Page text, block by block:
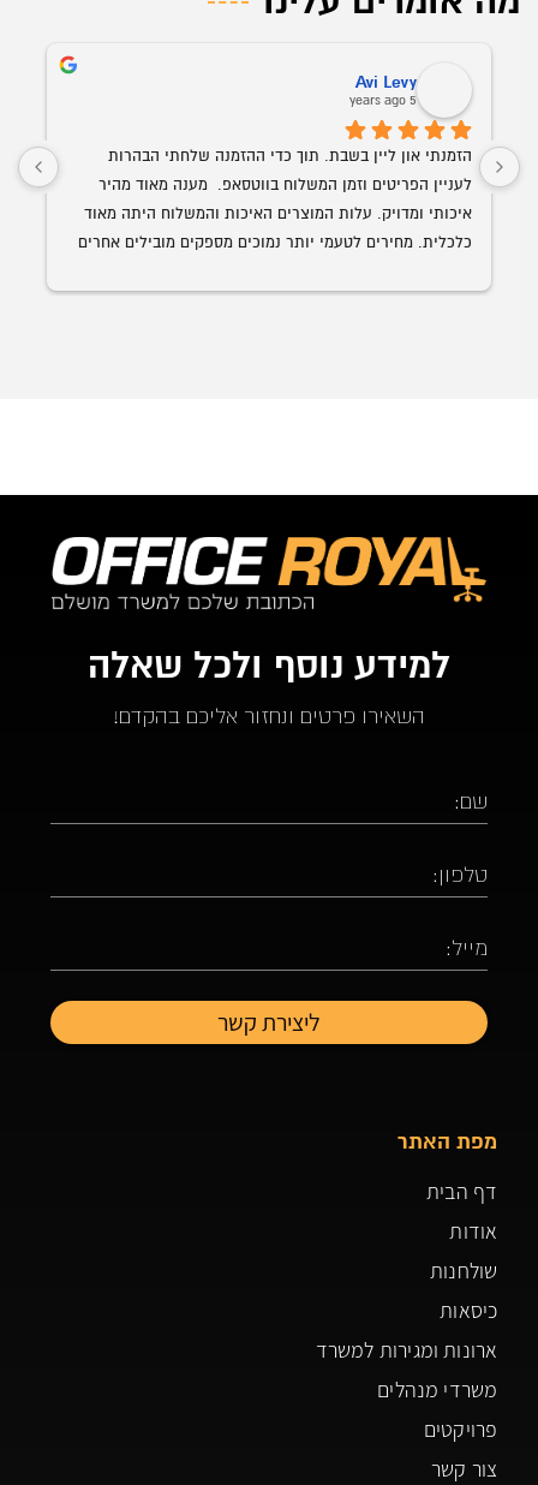
Avi Levy
5 years ago
מ-24 שעות מההזמנה.
למידע נוסף ולכל שאלה
השאירו פרטים ונחזור אליכם בהקדם!
מפת האתר
דף הבית
אודות
שולחנות
כיסאות
ארונות ומגירות למשרד
משרדי מנהלים
פרויקטים
צור קשר